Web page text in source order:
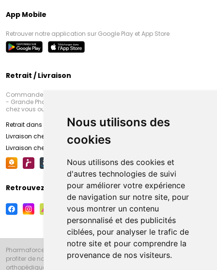
Nous utilisons des
cookies
Nous utilisons des cookies et
d'autres technologies de suivi
pour améliorer votre expérience
de navigation sur notre site, pour
vous montrer un contenu
personnalisé et des publicités
ciblées, pour analyser le trafic de
notre site et pour comprendre la
provenance de nos visiteurs.
App Mobile
Retrouver notre application sur Google Play et App Store
Retrait / Livraison
Commandez en ligne et venez chercher votre commande à Amiens
- Grande Pharmacie d’Amiens (Fachon) ou recevez-là rapidement
chez vous ou en point retrait
Retrait dans la pharmacie d’Amiens
Livraison chez vous
Livraison chez votre commerçant
Retrouvez-nous sur vos réseaux sociaux
Pharmaforce.fr et la Grande Pharmacie d’Amiens vous souhaitent de
profiter de notre accueil, de nos conseils pharmaceutiques,
orthopédiques, homéopathiques, parapharmaceutiques, beauté et